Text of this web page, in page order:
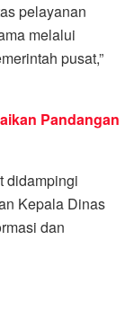
pelayanan
melalui
pusat,”
Pandangan
didampingi
Kepala Dinas
dan